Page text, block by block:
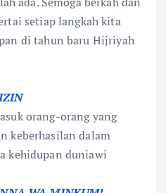
setiap langkah kita
di tahun baru Hijriyah
orang-orang yang
keberhasilan dalam
kehidupan duniawi